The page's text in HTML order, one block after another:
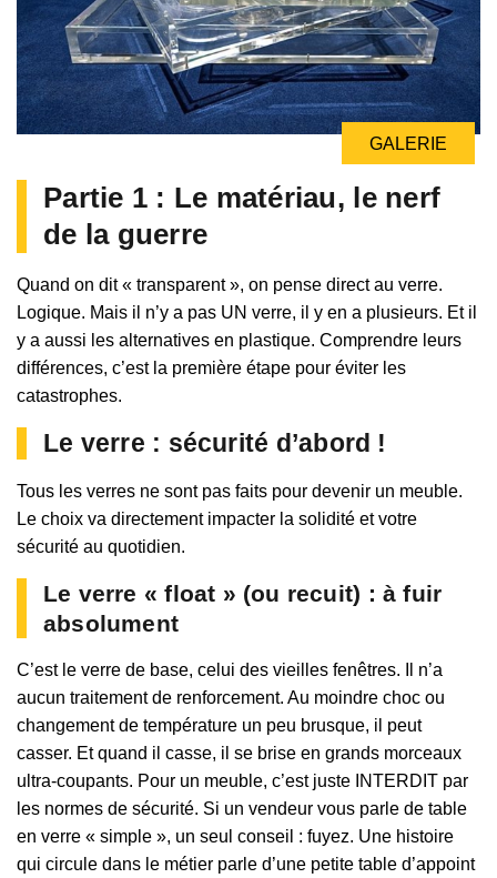
GALERIE
Partie 1 : Le matériau, le nerf
de la guerre
Quand on dit « transparent », on pense direct au verre.
Logique. Mais il n’y a pas UN verre, il y en a plusieurs. Et il
y a aussi les alternatives en plastique. Comprendre leurs
différences, c’est la première étape pour éviter les
catastrophes.
Le verre : sécurité d’abord !
Tous les verres ne sont pas faits pour devenir un meuble.
Le choix va directement impacter la solidité et votre
sécurité au quotidien.
Le verre « float » (ou recuit) : à fuir
absolument
C’est le verre de base, celui des vieilles fenêtres. Il n’a
aucun traitement de renforcement. Au moindre choc ou
changement de température un peu brusque, il peut
casser. Et quand il casse, il se brise en grands morceaux
ultra-coupants. Pour un meuble, c’est juste INTERDIT par
les normes de sécurité. Si un vendeur vous parle de table
en verre « simple », un seul conseil : fuyez. Une histoire
qui circule dans le métier parle d’une petite table d’appoint